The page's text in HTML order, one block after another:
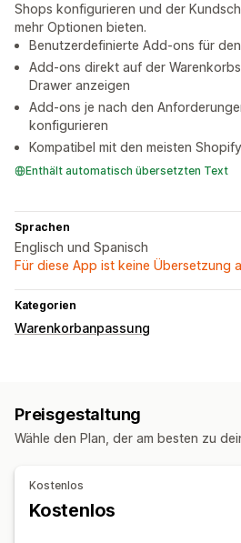
Shops konfigurieren und der
mehr Optionen bieten.
Benutzerdefinierte Add-ons für
Add-ons direkt auf der
Drawer anzeigen
Add-ons je nach den
konfigurieren
Kompatibel mit den meisten
Enthält automatisch übersetzten Text
Sprachen
Englisch und Spanisch
Für diese App ist keine Übersetzung
Kategorien
Warenkorbanpassung
Upselling
Preisgestaltung
Wähle den Plan, der am besten zu
Kostenlos
Kostenlos